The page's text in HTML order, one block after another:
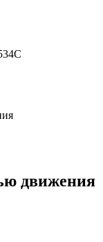
движения